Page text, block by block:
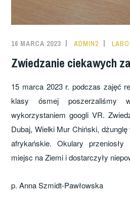
16 MARCA 2023 ADMIN2
Zwiedzanie ciekawych
15 marca 2023 r. podczas zajęć
klasy ósmej poszerzaliśmy
wykorzystaniem googli VR.
Dubaj, Wielki Mur Chiński,
afrykańskie. Okulary
miejsc na Ziemi i dostarczyły
p. Anna Szmidt-Pawłowska